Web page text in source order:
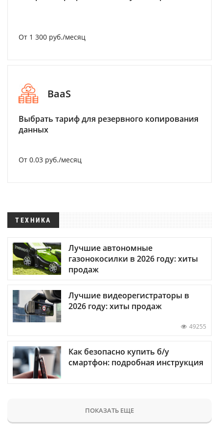
От 1 300 руб./месяц
BaaS
Выбрать тариф для резервного копирования
данных
От 0.03 руб./месяц
ТЕХНИКА
Лучшие автономные
газонокосилки в 2026 году: хиты
продаж
Лучшие видеорегистраторы в
2026 году: хиты продаж
49255
Как безопасно купить б/у
смартфон: подробная инструкция
ПОКАЗАТЬ ЕЩЕ